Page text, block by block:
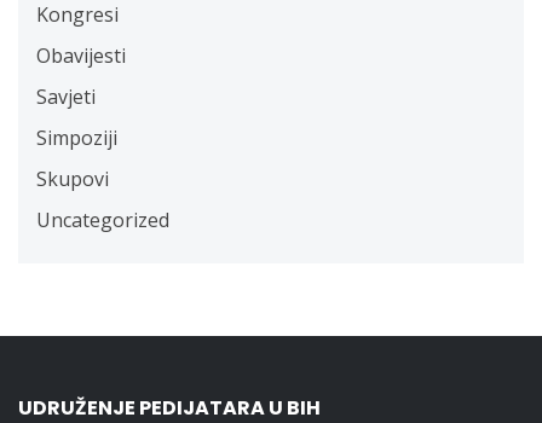
Kongresi
Obavijesti
Savjeti
Simpoziji
Skupovi
Uncategorized
UDRUŽENJE PEDIJATARA U BIH